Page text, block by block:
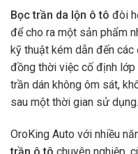
Bọc trần da lộn ô tô đòi
để cho ra một sản phẩm
kỹ thuật kém dẫn đến
đồng thời việc cố định
trần dán không ôm sát,
sau một thời gian sử dụng.
OroKing Auto với nhiều
trần ô tô chuyên nghiệp.